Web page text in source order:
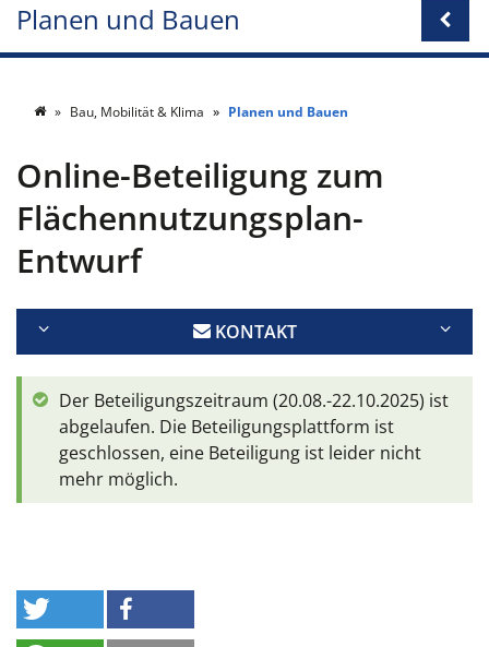
Planen und Bauen
Bau, Mobilität & Klima Planen und Bauen
Online-Beteiligung zum
Flächennutzungsplan-
Entwurf
KONTAKT
Der Beteiligungszeitraum (20.08.-22.10.2025) ist
abgelaufen. Die Beteiligungsplattform ist
geschlossen, eine Beteiligung ist leider nicht
mehr möglich.